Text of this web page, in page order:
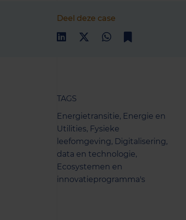
Deel deze case
TAGS
Energietransitie, Energie en
Utilities, Fysieke
leefomgeving, Digitalisering,
data en technologie,
Ecosystemen en
innovatieprogramma's